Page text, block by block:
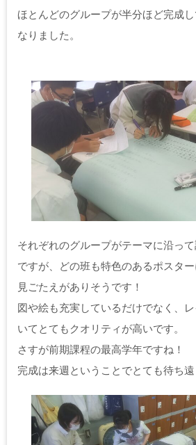
ほとんどのグループが半分ほど完成
なりました。
それぞれのグループがテーマに沿っ
ですが、どの班も特色のあるポスタ
見ごたえがありそうです！
図や絵も充実しているだけでなく、
いてとてもクオリティが高いです。
さすが前期課程の最高学年ですね！
完成は来週ということでとても待ち遠